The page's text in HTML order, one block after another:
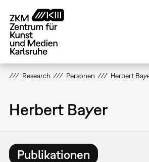
zum
Inhalt
Research Personen Herbert
Herbert Bayer
Publikationen